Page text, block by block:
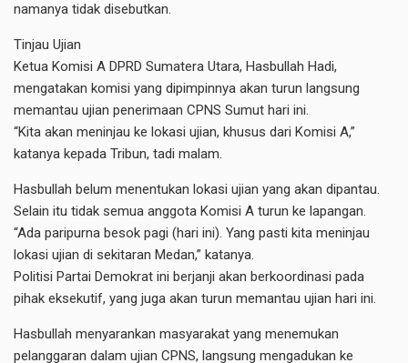
namanya tidak disebutkan.
Tinjau Ujian
Ketua Komisi A DPRD Sumatera Utara, Hasbullah Hadi,
mengatakan komisi yang dipimpinnya akan turun langsung
memantau ujian penerimaan CPNS Sumut hari ini.
“Kita akan meninjau ke lokasi ujian, khusus dari Komisi A,”
katanya kepada Tribun, tadi malam.
Hasbullah belum menentukan lokasi ujian yang akan dipantau.
Selain itu tidak semua anggota Komisi A turun ke lapangan.
“Ada paripurna besok pagi (hari ini). Yang pasti kita meninjau
lokasi ujian di sekitaran Medan,” katanya.
Politisi Partai Demokrat ini berjanji akan berkoordinasi pada
pihak eksekutif, yang juga akan turun memantau ujian hari ini.
Hasbullah menyarankan masyarakat yang menemukan
pelanggaran dalam ujian CPNS, langsung mengadukan ke